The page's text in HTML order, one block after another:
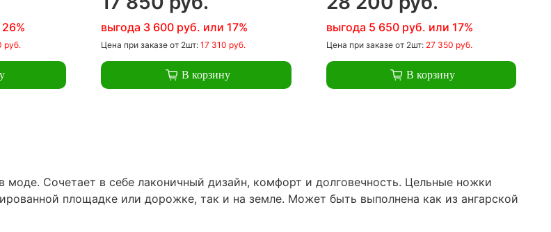
руб.
выгода 3 600 руб. или 17%
Цена при заказе от 2шт: 17 310 руб.
В корзину
выгода 5 650 руб. или 17%
Цена при заказеот 2шт: 27 350 руб.
В корзину
моде. Сочетает в себе лаконичный дизайн, комфорт и долговечность. Цельные ножки
площадке или дорожке, так и на земле. Может быть выполнена как из ангарской